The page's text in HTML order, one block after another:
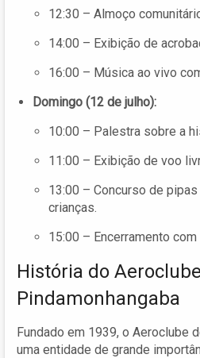
12:30 – Almoço
14:00 – Exibição de
16:00 – Música ao vivo
Domingo (12 de julho):
10:00 – Palestra sobre a
11:00 – Exibição de voo
13:00 – Concurso de
crianças.
15:00 – Encerramento
História do
Pindamonhangaba
Fundado em 1939, o Aeroclube
uma entidade de grande